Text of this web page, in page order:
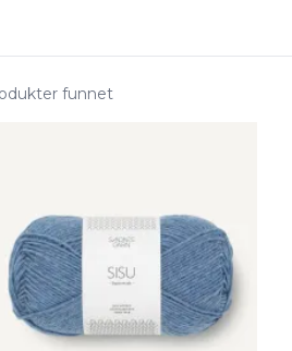
funnet